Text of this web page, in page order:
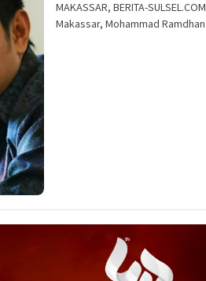
MAKASSAR, BERITA-
Makassar, Mohammad